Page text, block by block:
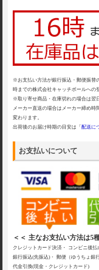
※お支払い方法が銀行振込・郵便振替
時までの株式会社キャッチボールへの
※取り寄せ商品・在庫切れの場合は翌
メーカー直送の場合はメーカー締め時
変わります。
出荷後のお届け時期の目安は「 配送に
お支払いについて
＜＜ 主なお支払い方法は5
クレジットカード決済・ コンビニ後払
銀行振込(先振込)・ 郵便（ゆうちょ銀
代金引換(現金・クレジットカード)